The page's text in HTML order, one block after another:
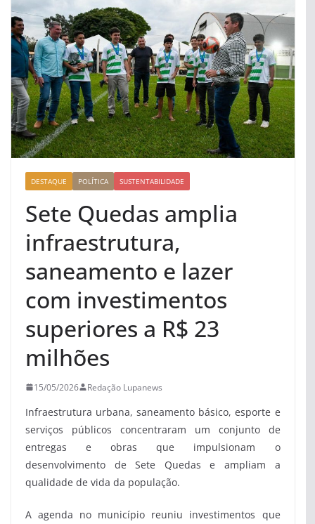
DESTAQUE POLÍTICA SUSTENTABILIDADE
Sete Quedas amplia
infraestrutura,
saneamento e lazer
com investimentos
superiores a R$ 23
milhões
15/05/2026 Redação Lupanews
Infraestrutura urbana, saneamento básico, esporte e
serviços públicos concentraram um conjunto de
entregas e obras que impulsionam o
desenvolvimento de Sete Quedas e ampliam a
qualidade de vida da população.
A agenda no município reuniu investimentos que